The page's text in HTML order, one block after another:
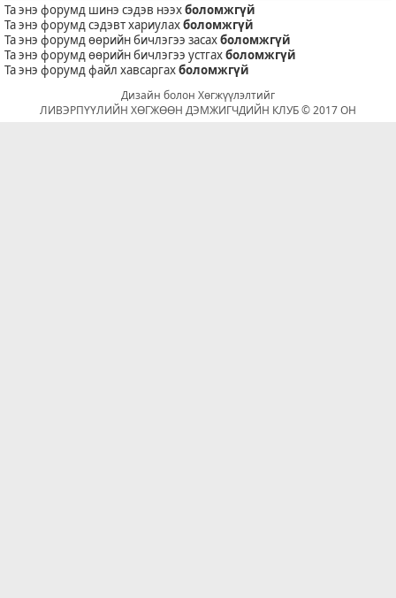
Та энэ форумд шинэ сэдэв нээхболомжгүй
Та энэ форумд сэдэвт хариулахболомжгүй
Та энэ форумд өөрийн бичлэгээ засахболомжгүй
Та энэ форумд өөрийн бичлэгээ устгахболомжгүй
Та энэ форумд файл хавсаргахболомжгүй
Дизайн болон Хөгжүүлэлтийг
ЛИВЭРПҮҮЛИЙН ХӨГЖӨӨН ДЭМЖИГЧДИЙН КЛУБ © 2017 ОН